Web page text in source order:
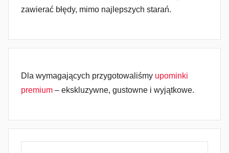
zawierać błędy, mimo najlepszych starań.
Dla wymagających przygotowaliśmy upominki
premium – ekskluzywne, gustowne i wyjątkowe.